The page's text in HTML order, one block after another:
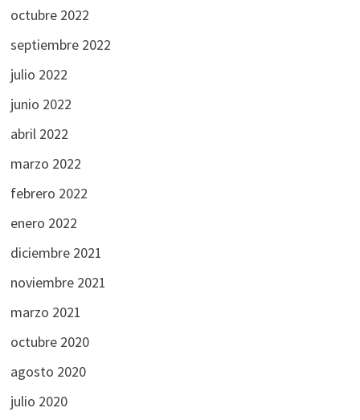
octubre 2022
septiembre 2022
julio 2022
junio 2022
abril 2022
marzo 2022
febrero 2022
enero 2022
diciembre 2021
noviembre 2021
marzo 2021
octubre 2020
agosto 2020
julio 2020